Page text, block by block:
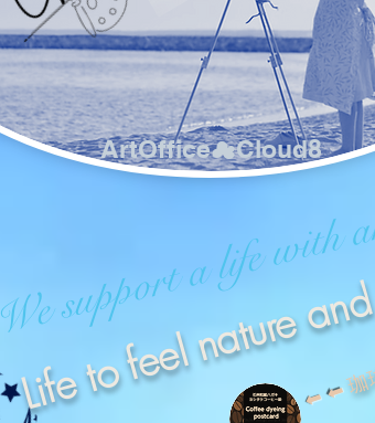
ArtOffice☁Cloud8
We support a life
Life to feel nature⬅︎ ⬅︎